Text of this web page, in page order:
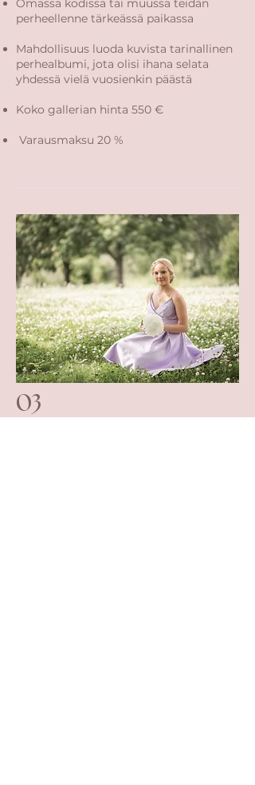
Omassa kodissa tai muussa teidän
perheellenne tärkeässä paikassa
Mahdollisuus luoda kuvista tarinallinen
perhealbumi, jota olisi ihana selata
yhdessä vielä vuosienkin päästä
Koko gallerian hinta 550 €
Varausmaksu 20 %
03